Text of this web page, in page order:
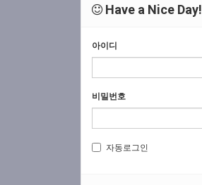
Have a Nice Day!
아이디
비밀번호
자동로그인